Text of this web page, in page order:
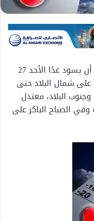
تتوقع الهيئة العامة للأرصاد الجوية، أن يسود غدًا الأحد 27
على شمال البلاد حتى
البلاد، معتدل
الصباح الباكر على